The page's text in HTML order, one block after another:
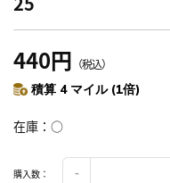
440円 （税込）
積算 4 マイル (1倍)
在庫 ○
購入数：